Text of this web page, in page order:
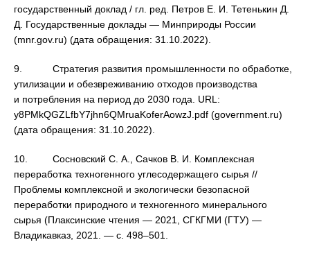
государственный доклад / гл. ред. Петров Е. И. Тетенькин Д.
Д. Государственные доклады — Минприроды России
(mnr.gov.ru) (дата обращения: 31.10.2022).
9. Стратегия развития промышленности по обработке,
утилизации и обезвреживанию отходов производства
и потребления на период до 2030 года. URL:
y8PMkQGZLfbY7jhn6QMruaKoferAowzJ.pdf (government.ru)
(дата обращения: 31.10.2022).
10. Сосновский С. А., Сачков В. И. Комплексная
переработка техногенного углесодержащего сырья //
Проблемы комплексной и экологически безопасной
переработки природного и техногенного минерального
сырья (Плаксинские чтения — 2021, СГКГМИ (ГТУ) —
Владикавказ, 2021. — с. 498–501.